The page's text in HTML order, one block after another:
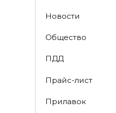
Новости
Общество
ПДД
Прайс-лист
Прилавок